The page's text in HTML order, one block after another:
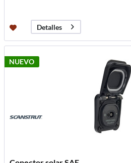
Detalles
NUEVO